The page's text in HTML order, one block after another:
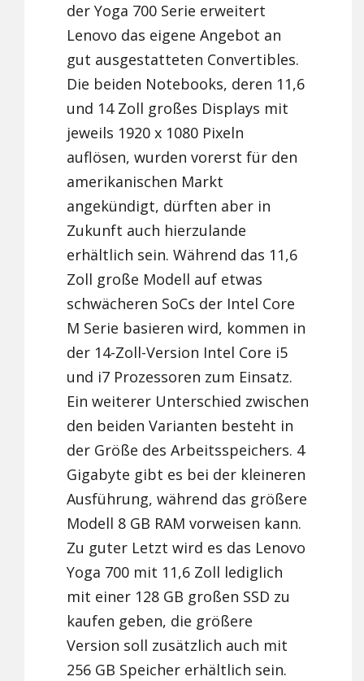
der Yoga 700 Serie erweitert
Lenovo das eigene Angebot an
gut ausgestatteten Convertibles.
Die beiden Notebooks, deren 11,6
und 14 Zoll großes Displays mit
jeweils 1920 x 1080 Pixeln
auflösen, wurden vorerst für den
amerikanischen Markt
angekündigt, dürften aber in
Zukunft auch hierzulande
erhältlich sein. Während das 11,6
Zoll große Modell auf etwas
schwächeren SoCs der Intel Core
M Serie basieren wird, kommen in
der 14-Zoll-Version Intel Core i5
und i7 Prozessoren zum Einsatz.
Ein weiterer Unterschied zwischen
den beiden Varianten besteht in
der Größe des Arbeitsspeichers. 4
Gigabyte gibt es bei der kleineren
Ausführung, während das größere
Modell 8 GB RAM vorweisen kann.
Zu guter Letzt wird es das Lenovo
Yoga 700 mit 11,6 Zoll lediglich
mit einer 128 GB großen SSD zu
kaufen geben, die größere
Version soll zusätzlich auch mit
256 GB Speicher erhältlich sein.